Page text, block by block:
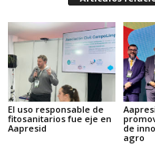
El uso responsable de
fitosanitarios fue eje en
Aapresid
de
agro